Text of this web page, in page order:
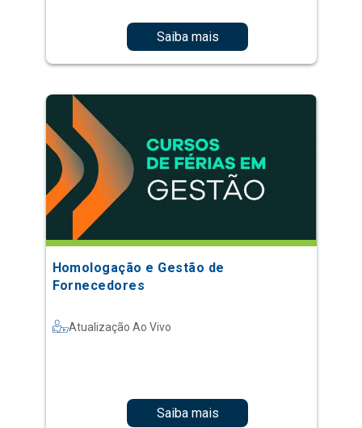
Saiba mais
Homologação e Gestão de
Fornecedores
Atualização Ao Vivo
Saiba mais